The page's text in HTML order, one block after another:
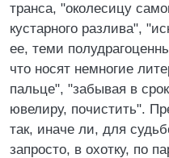
транса, "околесицу
кустарного разлива",
ее, теми
что носят немногие
пальце", "забывая в
ювелиру, почистить".
так, иначе ли, для
запросто, в охотку, по